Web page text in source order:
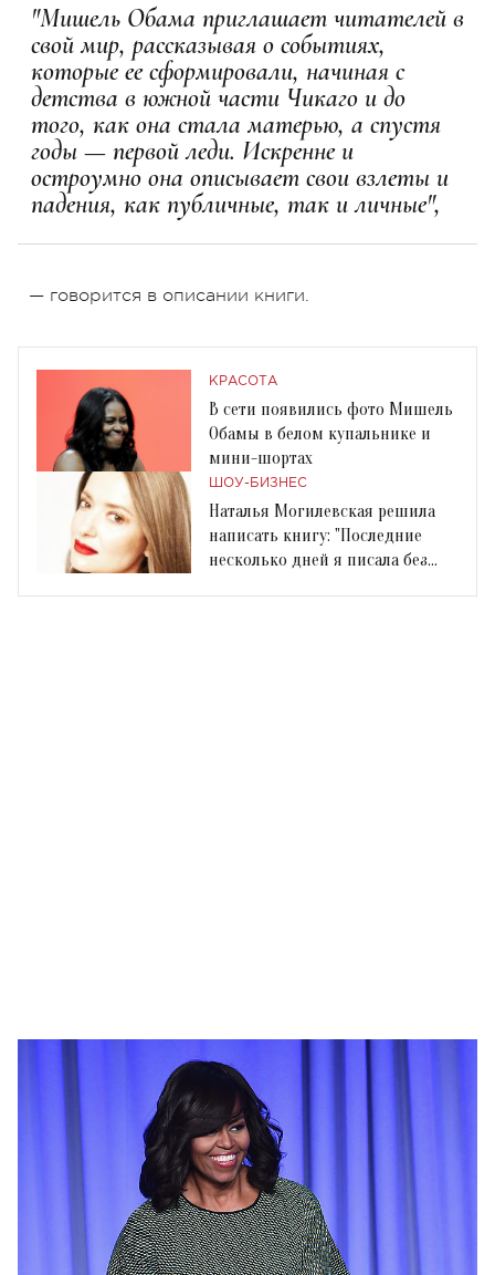
"Мишель Обама приглашает читателей в
свой мир, рассказывая о событиях,
которые ее сформировали, начиная с
детства в южной части Чикаго и до
того, как она стала матерью, а спустя
годы — первой леди. Искренне и
остроумно она описывает свои взлеты и
падения, как публичные, так и личные",
— говорится в описании книги.
КРАСОТА
В сети появились фото Мишель
Обамы в белом купальнике и
мини-шортах
ШОУ-БИЗНЕС
Наталья Могилевская решила
написать книгу: "Последние
несколько дней я писала без